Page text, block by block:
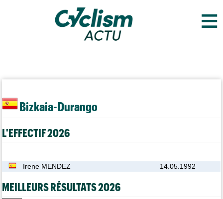
≡
Bizkaia-Durango
L'EFFECTIF 2026
Irene MENDEZ 14.05.1992
MEILLEURS RÉSULTATS 2026